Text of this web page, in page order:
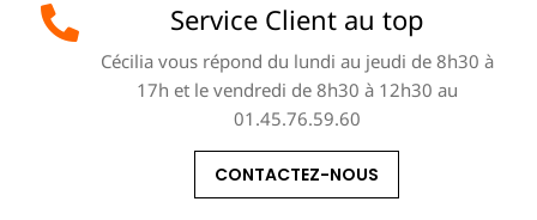
Service Client au top
Cécilia vous répond du lundi au jeudi de 8h30 à
17h et le vendredi de 8h30 à 12h30 au
01.45.76.59.60
CONTACTEZ-NOUS